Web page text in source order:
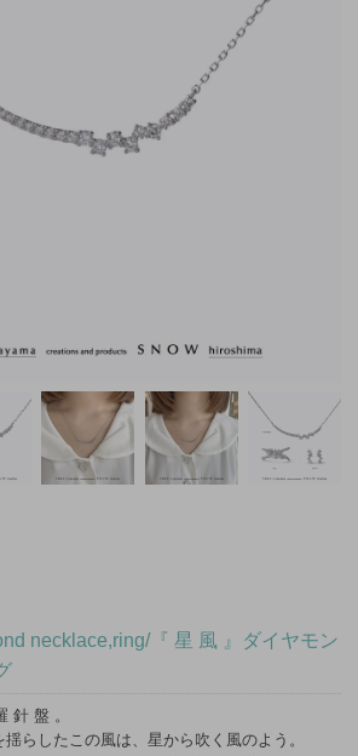
necklace,ring/『 星 風 』ダイヤモン
針 盤 。
らしたこの風は、星から吹く風のよう。